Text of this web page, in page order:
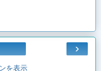
›
を表示